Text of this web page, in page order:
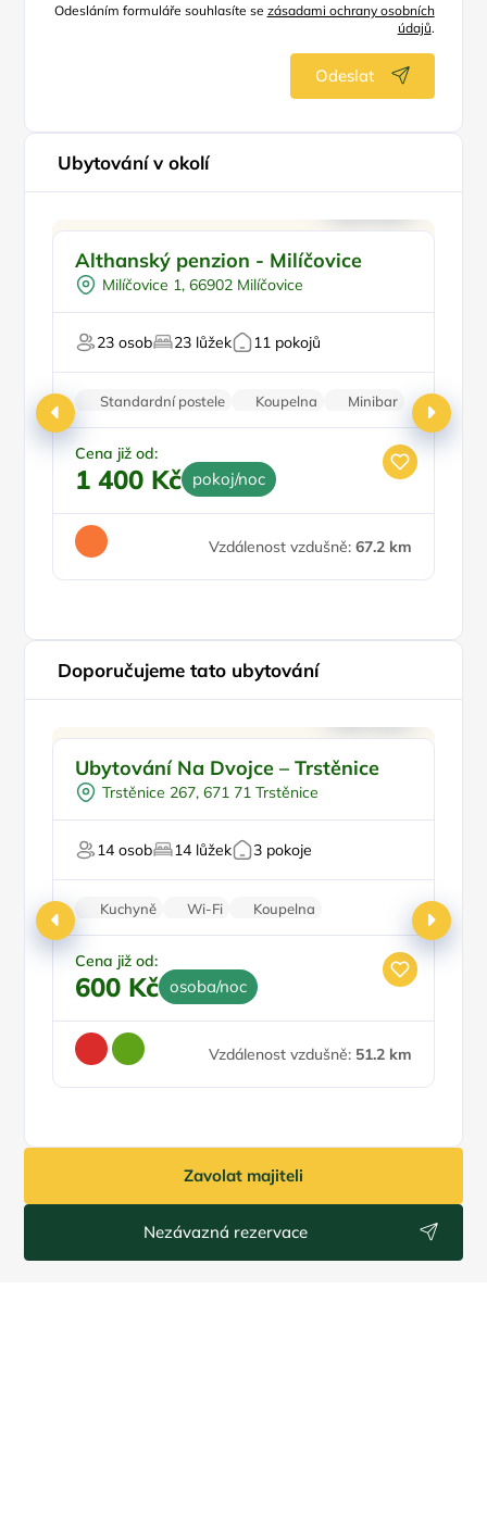
Odesláním formuláře souhlasíte se zásadami ochrany osobních
údajů.
Odeslat
Ubytování v okolí
Snídaně
Pro turisty
Althanský penzion - Milíčovice
Milíčovice 1, 66902 Milíčovice
23 osob 23 lůžek 11 pokojů
Standardní postele Koupelna
Minibar
Parkování zdarma
Cena již od:
1 400 Kč pokoj/noc
Vzdálenost vzdušně: 67.2 km
Doporučujeme tato ubytování
Pro milovníky přírody
Pro milovníky historie
Ubytování Na Dvojce – Trstěnice
Trstěnice 267, 671 71 Trstěnice
14 osob 14 lůžek 3 pokoje
Kuchyně Wi-Fi
Koupelna
Stolní hry
Parkování zdarma
Cena již od:
600 Kč osoba/noc
Vzdálenost vzdušně: 51.2 km
Zavolat majiteli
Nezávazná rezervace